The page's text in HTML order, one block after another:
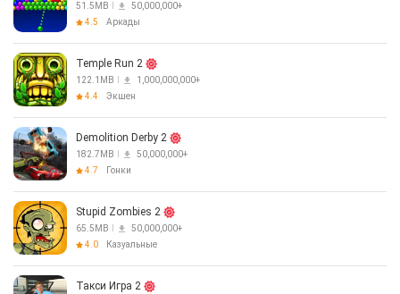
51.5MB
50,000,000+
4.5
Аркады
Temple Run 2
122.1MB
1,000,000,000+
4.4
Экшен
Demolition Derby 2
182.7MB
50,000,000+
4.7
Гонки
Stupid Zombies 2
65.5MB
50,000,000+
4.0
Казуальные
Такси Игрa 2